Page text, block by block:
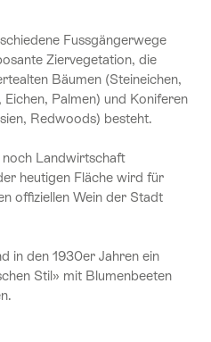
Fussgängerwege
Ziervegetation, die
Bäumen (Steineichen,
Palmen) und Koniferen
Redwoods) besteht.
Landwirtschaft
heutigen Fläche wird für
offiziellen Wein der Stadt
in den 1930er Jahren ein
Stil» mit Blumenbeeten